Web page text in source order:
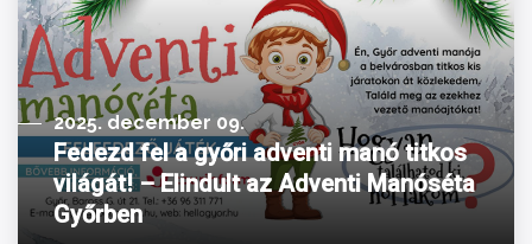
2025. december 09.
Fedezd fel a győri adventi manó titkos
világát! – Elindult az Adventi Manóséta
Győrben